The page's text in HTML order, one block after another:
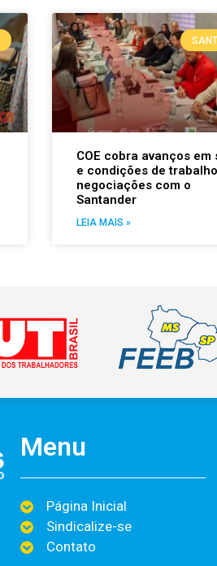
COE cobra avanços em
e condições de
negociações com o
Santander
LEIA MAIS »
Menu
Página Inicial
Sindicalize-se
Contato